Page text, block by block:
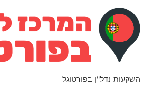
השקעות נדל"ן בפורטוגל